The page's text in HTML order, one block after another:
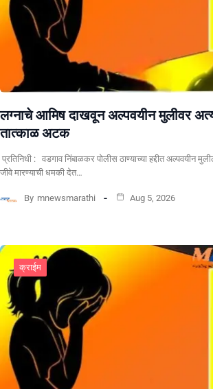
लग्नाचे आमिष दाखवून अल्पवयीन मुलीवर
तात्काळ अटक
प्रतिनिधी : वडगाव निंबाळकर पोलीस ठाण्याच्या हद्दीत अल्पवयीन
जीवे मारण्याची धमकी देत…
By mnewsmarathi Aug 5, 2026
क्राईम